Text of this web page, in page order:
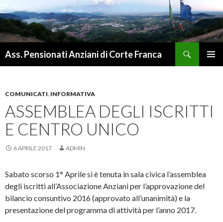
Ass. Pensionati Anziani di Corte Franca
COMUNICATI, INFORMATIVA
ASSEMBLEA DEGLI ISCRITTI
E CENTRO UNICO
6 APRILE 2017 ADMIN
Sabato scorso 1° Aprile si è tenuta in sala civica l’assemblea
degli iscritti all’Associazione Anziani per l’approvazione del
bilancio consuntivo 2016 (approvato all’unanimità) e la
presentazione del programma di attività per l’anno 2017.